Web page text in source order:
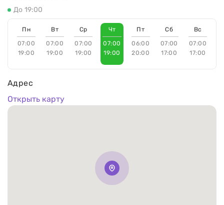
Адрес
Открыть карту
До 19:00
Пн
07:00
19:00
Вт
07:00
19:00
Ср
07:00
19:00
Чт
07:00
19:00
Пт
06:00
20:00
Сб
07:00
17:00
Вс
07:00
17:00